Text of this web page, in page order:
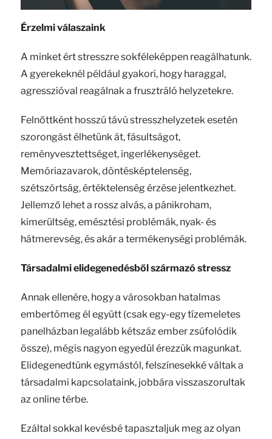
Érzelmi válaszaink
A minket ért stresszre sokféleképpen reagálhatunk.
A gyerekeknél például gyakori, hogy haraggal,
agresszióval reagálnak a frusztráló helyzetekre.
Felnőttként hosszú távú stresszhelyzetek esetén
szorongást élhetünk át, fásultságot,
reményvesztettséget, ingerlékenységet.
Memóriazavarok, döntésképtelenség,
szétszórtság, értéktelenség érzése jelentkezhet.
Jellemző lehet a rossz alvás, a pánikroham,
kimerültség, emésztési problémák, nyak- és
hátmerevség, és akár a termékenységi problémák.
Társadalmi elidegenedésből származó stressz
Annak ellenére, hogy a városokban hatalmas
embertömeg él együtt (csak egy-egy tízemeletes
panelházban legalább kétszáz ember zsúfolódik
össze), mégis nagyon egyedül érezzük magunkat.
Elidegenedtünk egymástól, felszínesekké váltak a
társadalmi kapcsolataink, jobbára visszaszorultak
az online térbe.
Ezáltal sokkal kevésbé tapasztaljuk meg az olyan